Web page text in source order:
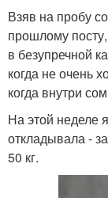
Взяв на пробу
прошлому
в безупречной
когда не очень
когда внутри
На этой неделе
откладывала -
50 кг.